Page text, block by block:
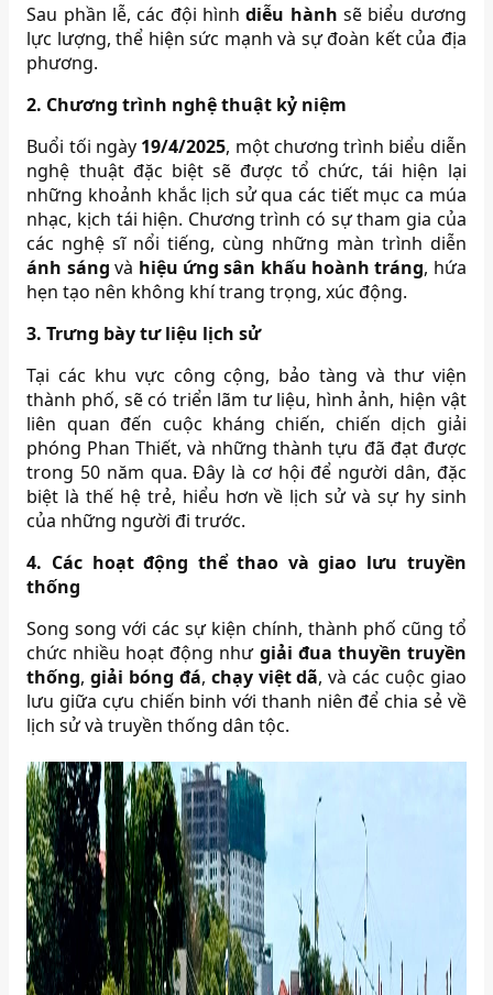
Sau phần lễ, các đội hìnhdiễu hành sẽ biểu dương
lực lượng, thể hiện sức mạnh và sự đoàn kết của địa
phương.
2. Chương trình nghệ thuật kỷ niệm
Buổi tối ngày 19/4/2025, một chương trình biểu diễn
nghệ thuật đặc biệt sẽ được tổ chức, tái hiện lại
những khoảnh khắc lịch sử qua các tiết mục ca múa
nhạc, kịch tái hiện. Chương trình có sự tham gia của
các nghệ sĩ nổi tiếng, cùng những màn trình diễn
ánh sáng và hiệu ứng sân khấu hoành tráng, hứa
hẹn tạo nên không khí trang trọng, xúc động.
3. Trưng bày tư liệu lịch sử
Tại các khu vực công cộng, bảo tàng và thư viện
thành phố, sẽ có triển lãm tư liệu, hình ảnh, hiện vật
liên quan đến cuộc kháng chiến, chiến dịch giải
phóng Phan Thiết, và những thành tựu đã đạt được
trong 50 năm qua. Đây là cơ hội để người dân, đặc
biệt là thế hệ trẻ, hiểu hơn về lịch sử và sự hy sinh
của những người đi trước.
4. Các hoạt động thể thao và giao lưu truyền
thống
Song song với các sự kiện chính, thành phố cũng tổ
chức nhiều hoạt động như giải đua thuyền truyền
thống,giải bóng đá, chạy việt dã, và các cuộc giao
lưu giữa cựu chiến binh với thanh niên để chia sẻ về
lịch sử và truyền thống dân tộc.